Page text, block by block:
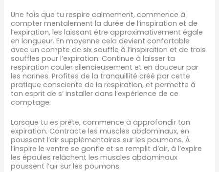
Une fois que tu respire calmement, commence à
compter mentalement la durée de l’inspiration et de
l’expiration, les laissant être approximativement égale
en longueur. En moyenne cela devient confortable
avec un compte de six souffle à l’inspiration et de trois
souffles pour l’expiration. Continue à laisser ta
respiration couler silencieusement et en douceur par
les narines. Profites de la tranquillité créé par cette
pratique consciente de la respiration, et permette à
ton esprit de s’ installer dans l’expérience de ce
comptage.
Lorsque tu es prête, commence à approfondir ton
expiration. Contracte les muscles abdominaux, en
poussant l’air supplémentaires sur les poumons. À
l’inspire le ventre se gonfle et se remplit d’air, à l’expire
les épaules relâchent les muscles abdominaux
poussent l’air sur les poumons.